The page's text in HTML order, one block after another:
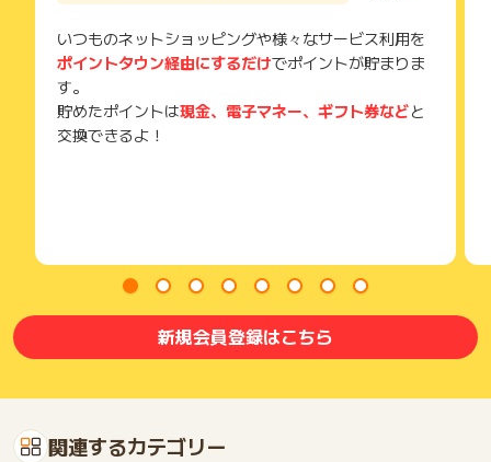
いつものネットショッピングや様々なサービス利用を
ポイントタウン経由にするだけでポイントが貯まりま
す。
貯めたポイントは現金、電子マネー、ギフト券などと
交換できるよ！
新規会員登録はこちら
関連するカテゴリー